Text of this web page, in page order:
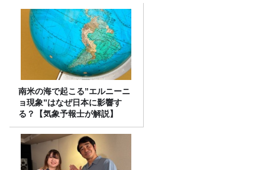
南米の海で起こる”エルニーニ
ョ現象”はなぜ日本に影響す
る？【気象予報士が解説】